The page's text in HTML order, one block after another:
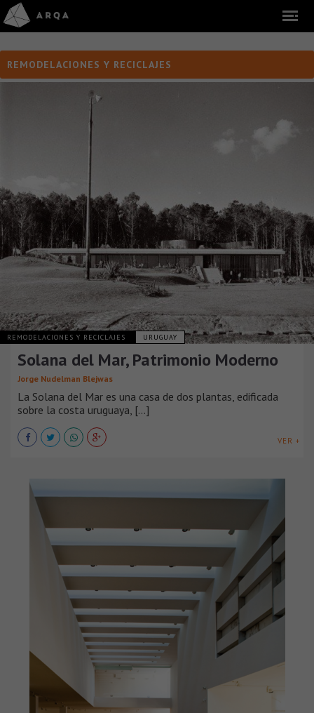
REMODELACIONES Y RECICLAJES
REMODELACIONES Y RECICLAJES URUGUAY
Solana del Mar, Patrimonio Moderno
Jorge Nudelman Blejwas
La Solana del Mar es una casa de dos plantas, edificada
sobre la costa uruguaya, [...]
VER +